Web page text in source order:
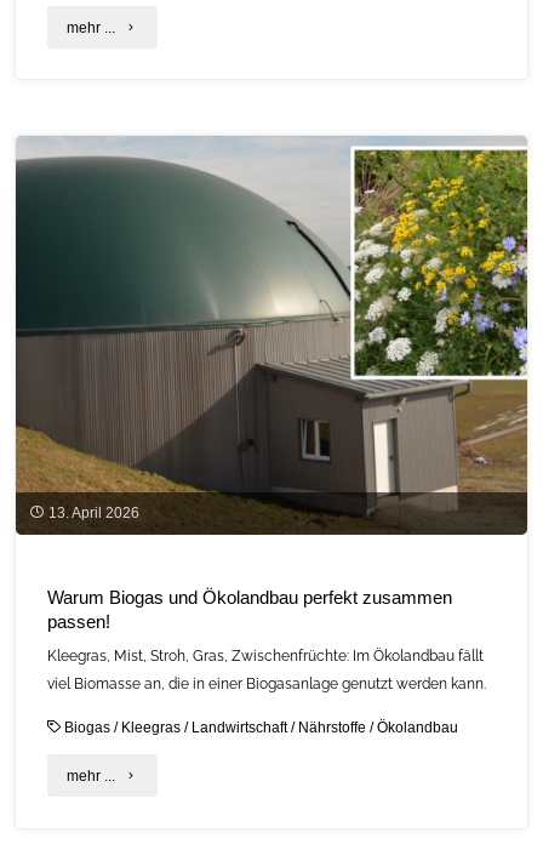
mehr ... "C.A.R.M.E.N.-
in
am
13. April 2026
Warum Biogas und Ökolandbau perfekt zusammen
passen!
Kleegras, Mist, Stroh, Gras, Zwischenfrüchte: Im Ökolandbau fällt
viel Biomasse an, die in einer Biogasanlage genutzt werden kann.
Biogas / Kleegras / Landwirtschaft/ Nährstoffe /Ökolandbau
mehr ... "Warum